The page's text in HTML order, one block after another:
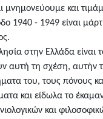
και
1940 - 1949 είναι
στην Ελλάδα
τη σχέση, αυτήν
του, τους πόνους
και είδωλα το
και